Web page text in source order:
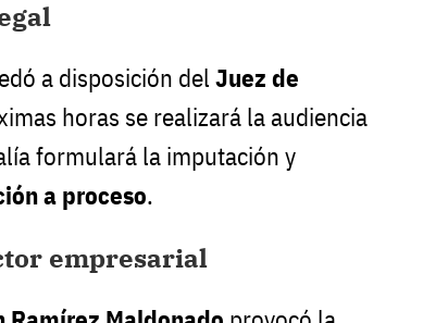
a disposición del Juez de
horas se realizará la audiencia
formulará la imputación y
a proceso.
empresarial